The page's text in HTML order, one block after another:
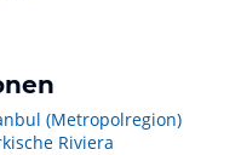
(Metropolregion)
Riviera